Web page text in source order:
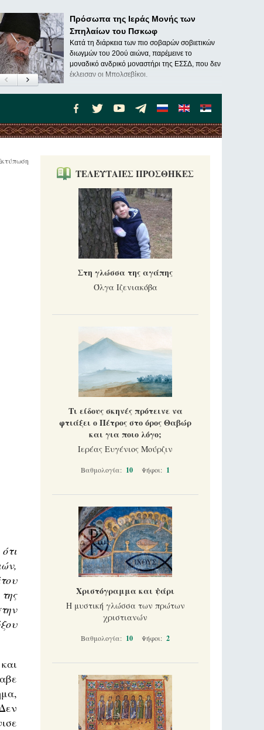
Πρόσωπα της Ιεράς Μονής των
Σπηλαίων του Πσκωφ
Κατά τη διάρκεια των πιο σοβαρών σοβιετικών
διωγμών του 20ού αιώνα, παρέμεινε το
μοναδικό ανδρικό μοναστήρι της ΕΣΣΔ, που δεν
έκλεισαν οι Μπολσεβίκοι.
ΤΕΛΕΥΤΑΙΕΣ ΠΡΟΣΘΗΚΕΣ
Στη γλώσσα της αγάπης
Όλγα Ιζενιακόβα
Τι είδους σκηνές πρότεινε να
φτιάξει ο Πέτρος στο όρος Θαβώρ
και για ποιο λόγο;
Ιερέας Ευγένιος Μούρζιν
Βαθμολογία: 10 Ψήφοι: 1
Χριστόγραμμα και ψάρι
Η μυστική γλώσσα των πρώτων
χριστιανών
Βαθμολογία: 10 Ψήφοι: 2